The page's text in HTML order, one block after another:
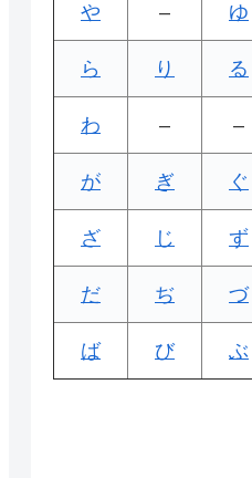
や – ゆ
ら り る
わ – –
が ぎ ぐ
ざ じ ず
だ ぢ づ
ば び ぶ